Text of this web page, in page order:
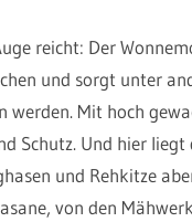
reicht: Der
und sorgt unter
werden. Mit hoch
Schutz. Und hier
und Rehkitze
von den